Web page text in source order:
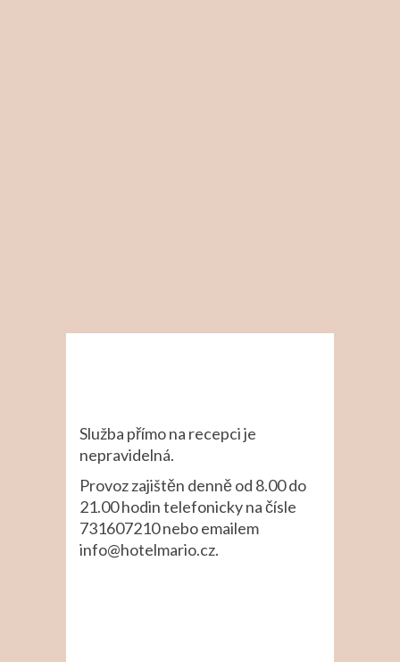
Služba přímo na recepci je
nepravidelná.
Provoz zajištěn denně od 8.00 do
21.00 hodin telefonicky na čísle
731607210 nebo emailem
info@hotelmario.cz.